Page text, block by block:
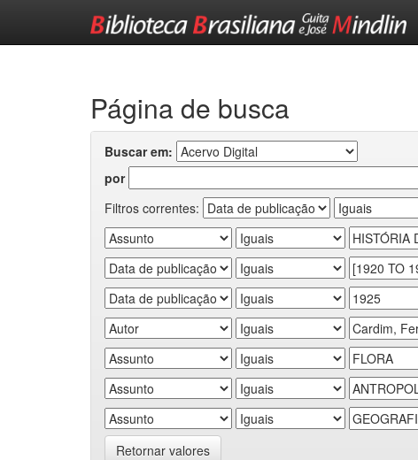
Página de busca
Buscar em:
por
Filtros correntes:
Retornar valores